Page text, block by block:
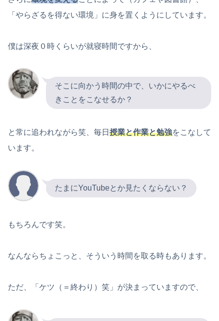
「やらざるを得ない環境」に身を置くようにしています。
僕は深夜０時くらいが就寝時間ですから、
そこに向かう時間の中で、いかにやるべ
きことをこなせるか？
と常に追われながら笑、毎日 授業と作業と勉強をこなして
います。
たまにYouTubeとか見たくならない？
もちろんです笑。
なんならちょこっと、そういう時間を取る時もあります。
ただ、「ケツ（＝終わり）笑」が決まっていますので、